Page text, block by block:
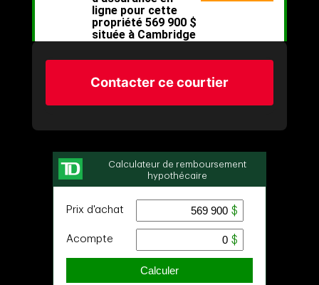
Contacter ce courtier